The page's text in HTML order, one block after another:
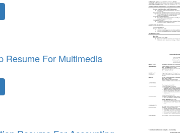
Resume For Multimedia